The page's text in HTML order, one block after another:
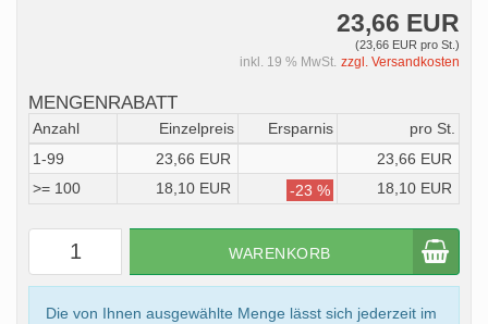
23,66 EUR
(23,66 EUR pro St.)
inkl. 19 % MwSt. zzgl. Versandkosten
MENGENRABATT
Anzahl Einzelpreis Ersparnis
pro St.
1-99
23,66 EUR
23,66 EUR
>= 100
18,10 EUR -23 % 18,10 EUR
WARENKORB
Die von Ihnen ausgewählte Menge lässt sich jederzeit im